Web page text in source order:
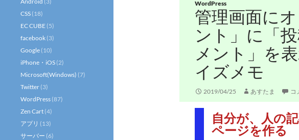
WordPress
管理画面に
ント」に「
メント」を
イズメモ
2019/04/25 あすたま コ
自分が、人の
ページを作る
CSS (18)
EC CUBE (5)
facebook (3)
Google (10)
iPhone・iOS (2)
Microsoft(Windows) (7)
Twitter (3)
WordPress (87)
Zen Cart (4)
アプリ (13)
サーバー (6)